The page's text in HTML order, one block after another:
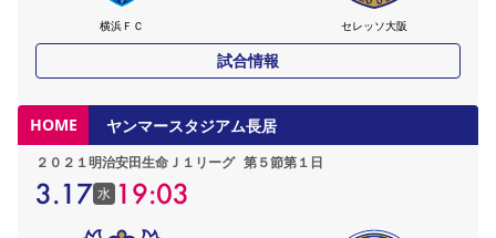
横浜ＦＣ セレッソ大阪
試合情報
HOME ヤンマースタジアム長居
２０２１明治安田生命Ｊ１リーグ 第５節第１日
3.17 水 19:03